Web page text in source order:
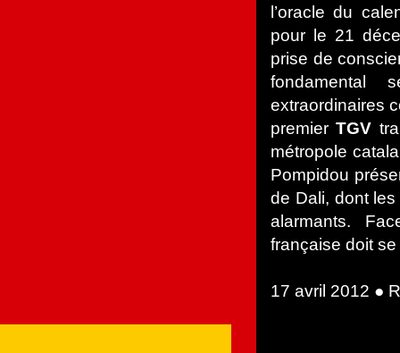
l’oracle du
pour le 21
prise de
fondamental
extraordinaires
premierTGV
métropole
Pompidou
de Dali, dont
alarmants.
française doit
17 avril 2012 ●